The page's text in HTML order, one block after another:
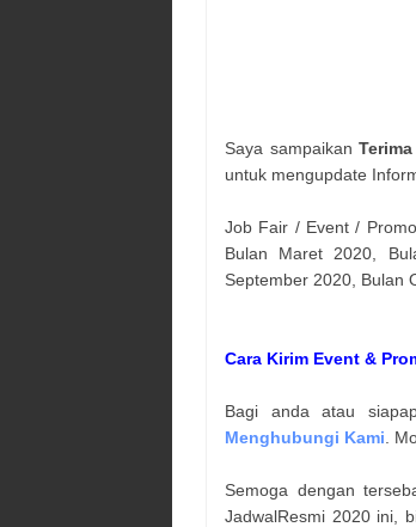
Saya sampaikan
untuk mengupdate
Job Fair / Event /
Bulan Maret 2020,
September 2020, Bulan
Cara Kirim Event &
Bagi anda atau
Menghubungi Kami .
Semoga dengan
JadwalResmi 2020 ini,